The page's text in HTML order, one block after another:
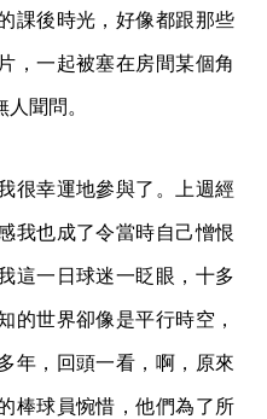
課後時光，好像都跟那些
，一起被塞在房間某個角
聞問。
很幸運地參與了。上週經
我也成了令當時自己憎恨
這一日球迷一眨眼，十多
的世界卻像是平行時空，
年，回頭一看，啊，原來
棒球員惋惜，他們為了所